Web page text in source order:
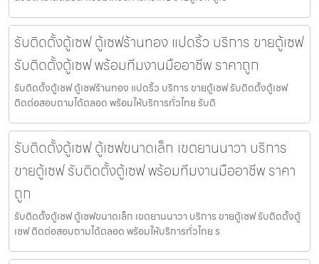
รับติดตั้งตู้เซฟ ตู้เซฟร้านทอง แปดริ้ว บริการ ขายตู้เซฟ
รับติดตั้งตู้เซฟ พร้อมทีมงานมืออาชีพ ราคาถูก
รับติดตั้งตู้เซฟ ตู้เซฟร้านทอง แปดริ้ว บริการ ขายตู้เซฟ รับติดตั้งตู้เซฟ
ติดต่อสอบถามได้ตลอด พร้อมให้บริการทั่วไทย รับติ
รับติดตั้งตู้เซฟ ตู้เซฟขนาดเล็ก เขตยานนาวา บริการ
ขายตู้เซฟ รับติดตั้งตู้เซฟ พร้อมทีมงานมืออาชีพ ราคา
ถูก
รับติดตั้งตู้เซฟ ตู้เซฟขนาดเล็ก เขตยานนาวา บริการ ขายตู้เซฟ รับติดตั้งตู้
เซฟ ติดต่อสอบถามได้ตลอด พร้อมให้บริการทั่วไทย ร